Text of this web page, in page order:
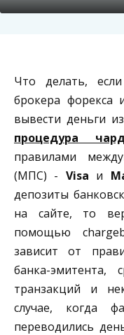
Что делать,
брокера форекса
вывести деньги
процедура
правилами
(МПС) - Visa и
депозиты
на сайте, то
помощью
зависит от
банка-эмитента,
транзакций и
случае, когда
переводились